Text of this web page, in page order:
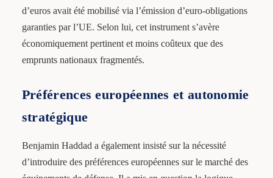
d’euros avait été mobilisé via l’émission d’euro-obligations
garanties par l’UE. Selon lui, cet instrument s’avère
économiquement pertinent et moins coûteux que des
emprunts nationaux fragmentés.
Préférences européennes et autonomie
stratégique
Benjamin Haddad a également insisté sur la nécessité
d’introduire des préférences européennes sur le marché des